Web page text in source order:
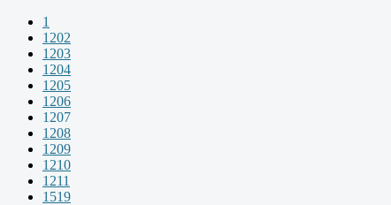
1
1202
1203
1204
1205
1206
1207
1208
1209
1210
1211
1519